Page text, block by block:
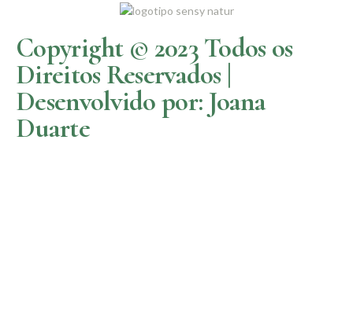
Copyright © 2023 Todos os
Direitos Reservados |
Desenvolvido por: Joana
Duarte